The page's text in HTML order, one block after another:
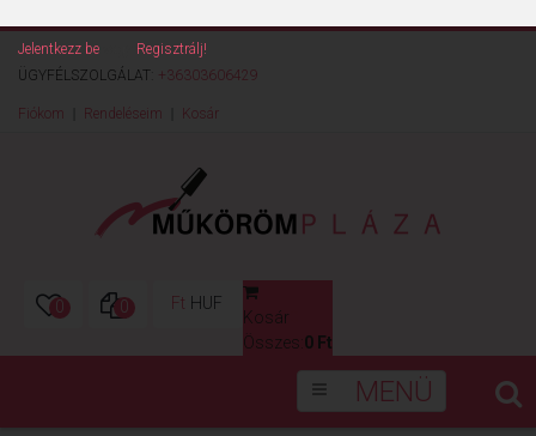
Jelentkezz be
Regisztrálj!
ÜGYFÉLSZOLGÁLAT: +36303606429
Fiókom Rendeléseim Kosár
0 0 Ft HUF
Kosár
Összes: 0 Ft
MENÜ